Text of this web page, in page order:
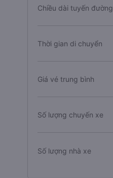
Chiều dài tuyến đường
Thời gian di chuyển
Giá vé trung bình
Số lượng chuyến xe
Số lượng nhà xe